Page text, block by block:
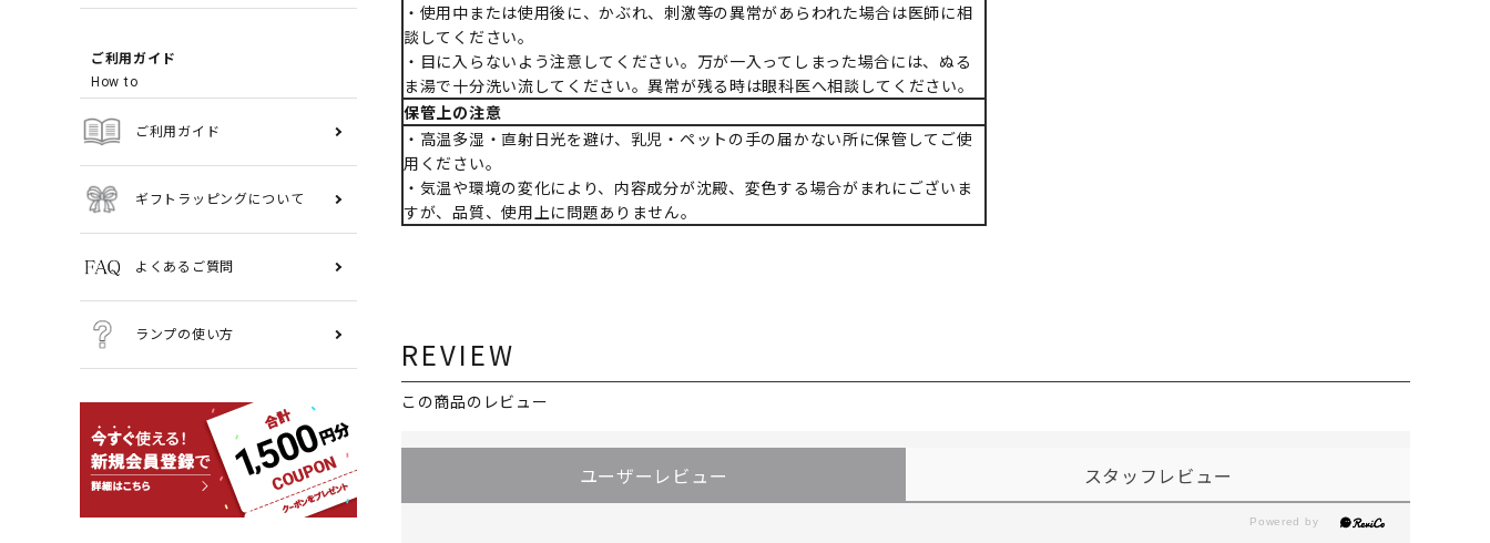
ご利用ガイド
How to
ご利用ガイド
ギフトラッピングについて
よくあるご質問
ランプの使い方
・使用中または使用後に、かぶれ、刺激等の異常があらわれた場合は医師に相
談してください。
・目に入らないよう注意してください。万が一入ってしまった場合には、ぬる
ま湯で十分洗い流してください。異常が残る時は眼科医へ相談してください。
保管上の注意
・高温多湿・直射日光を避け、乳児・ペットの手の届かない所に保管してご使
用ください。
・気温や環境の変化により、内容成分が沈殿、変色する場合がまれにございま
すが、品質、使用上に問題ありません。
REVIEW
この商品のレビュー
ユーザーレビュー スタッフレビュー